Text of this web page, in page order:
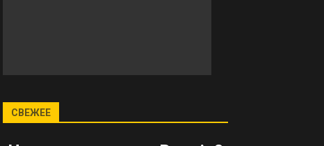
СВЕЖЕЕ